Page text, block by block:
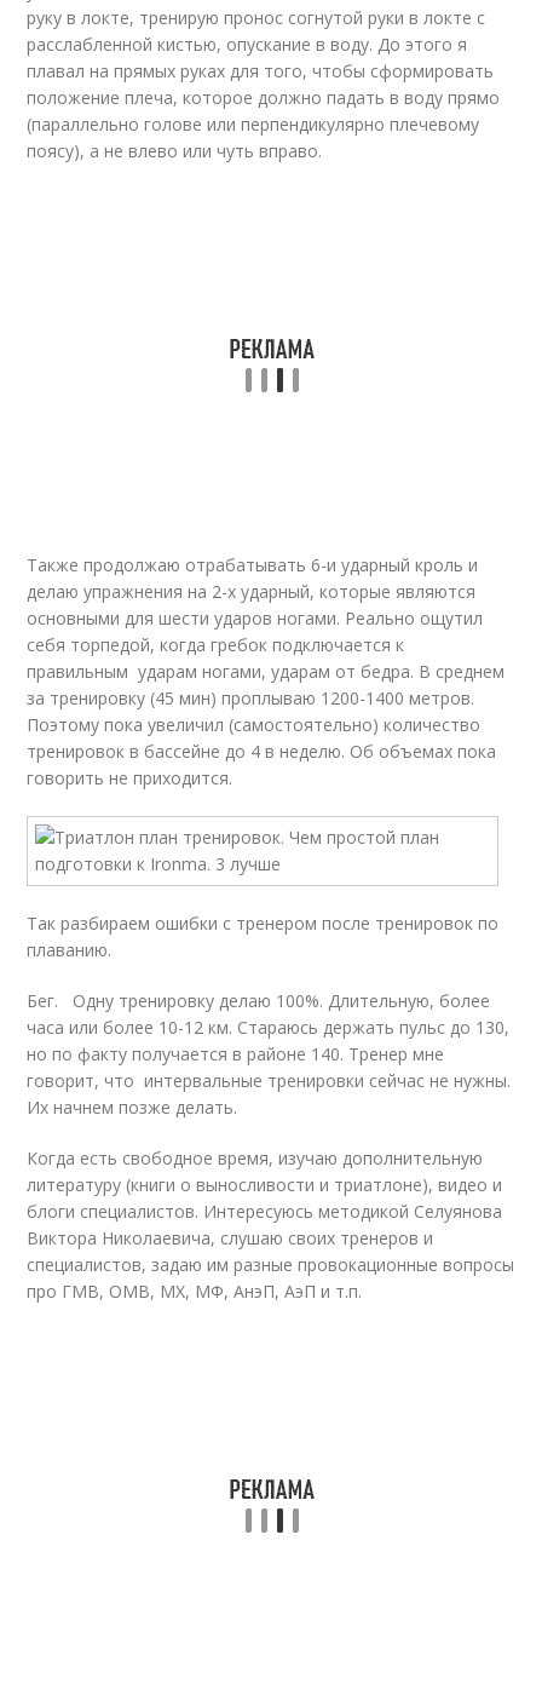
руку в локте, тренирую пронос согнутой руки в локте с
расслабленной кистью, опускание в воду. До этого я
плавал на прямых руках для того, чтобы сформировать
положение плеча, которое должно падать в воду прямо
(параллельно голове или перпендикулярно плечевому
поясу), а не влево или чуть вправо.
Также продолжаю отрабатывать 6-и ударный кроль и
делаю упражнения на 2-х ударный, которые являются
основными для шести ударов ногами. Реально ощутил
себя торпедой, когда гребок подключается к
правильным ударам ногами, ударам от бедра. В среднем
за тренировку (45 мин) проплываю 1200-1400 метров.
Поэтому пока увеличил (самостоятельно) количество
тренировок в бассейне до 4 в неделю. Об объемах пока
говорить не приходится.
Так разбираем ошибки с тренером после тренировок по
плаванию.
Бег. Одну тренировку делаю 100%. Длительную, более
часа или более 10-12 км. Стараюсь держать пульс до 130,
но по факту получается в районе 140. Тренер мне
говорит, что интервальные тренировки сейчас не нужны.
Их начнем позже делать.
Когда есть свободное время, изучаю дополнительную
литературу (книги о выносливости и триатлоне),видео и
блоги специалистов. Интересуюсь методикой Селуянова
Виктора Николаевича, слушаю своих тренеров и
специалистов, задаю им разные провокационные вопросы
про ГМВ, ОМВ, МХ, МФ, АнэП, АэП и т.п.